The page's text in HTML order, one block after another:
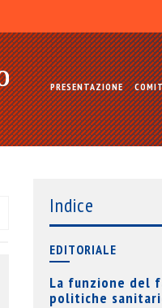
PRESENTAZIONE
Indice
EDITORIALE
La funzione del
politiche